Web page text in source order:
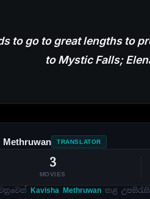
to go to great lengths to
to Mystic Falls;
TRANSLATOR
3
MOVIES
Kavisha Methruwan කළ